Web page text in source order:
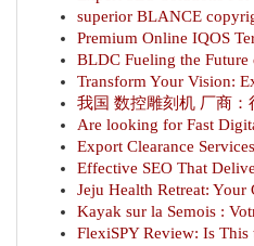
superior BLANCE
Premium Online IQOS
BLDC Fueling the
Transform Your Vision:
我国 数控雕刻机 厂商：
Are looking for Fast
Export Clearance
Effective SEO That
Jeju Health Retreat: Your
Kayak sur la Semois :
FlexiSPY Review: Is